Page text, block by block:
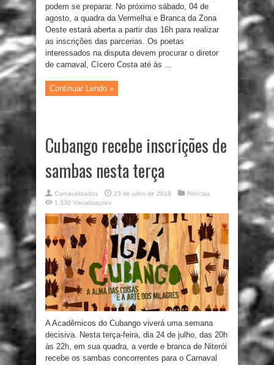
podem se preparar. No próximo sábado, 04 de
agosto, a quadra da Vermelha e Branca da Zona
Oeste estará aberta a partir das 16h para realizar
as inscrições das parcerias. Os poetas
interessados na disputa devem procurar o diretor
de carnaval, Cícero Costa até às ...
Continuar Lendo »
Cubango recebe inscrições de
sambas nesta terça
Carnavalizados 23 de julho de 2018
Notícias
1,330 Visualizaçoes
A Acadêmicos do Cubango viverá uma semana
decisiva. Nesta terça-feira, dia 24 de julho, das 20h
às 22h, em sua quadra, a verde e branca de Niterói
recebe os sambas concorrentes para o Carnaval